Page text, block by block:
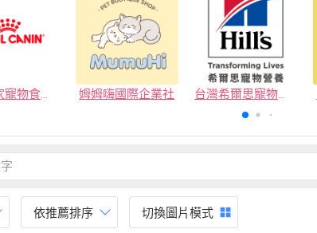
台灣皇家寵物食品有限公司 姆姆嗨國際企業社 台灣希爾思寵物營養品有限公司
依推薦排序 切換圖片模式